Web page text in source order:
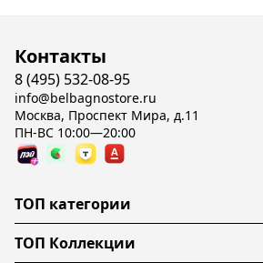
Контакты
8 (495) 532-08-95
info@belbagnostore.ru
Москва, Проспект Мира, д.11
ПН-ВС 10:00—20:00
ТОП категории
ТОП Коллекции